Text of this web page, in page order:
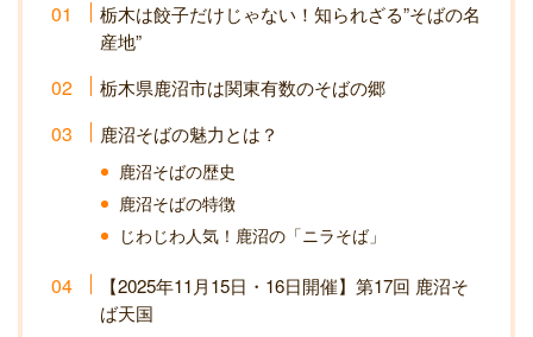
栃木は餃子だけじゃない！知られざる”そばの名
産地”
栃木県鹿沼市は関東有数のそばの郷
鹿沼そばの魅力とは？
鹿沼そばの歴史
鹿沼そばの特徴
じわじわ人気！鹿沼の「ニラそば」
【2025年11月15日・16日開催】第17回 鹿沼そ
ば天国